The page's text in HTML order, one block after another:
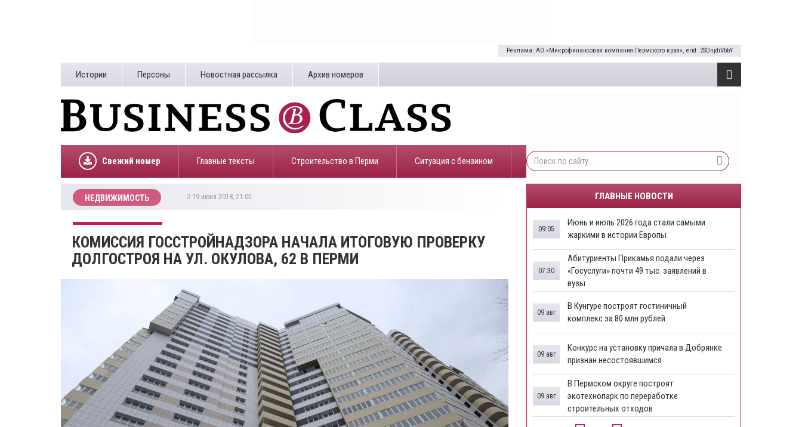
Реклама: АО «Микрофинансовая компания Пермского края», erid: 2SDnjdiVbbY
Истории Персоны Новостная рассылка Архив номеров
Свежий номер Главные тексты Строительство в Перми ​Ситуация с бензином
НЕДВИЖИМОСТЬ 19 июня 2018, 21:05
КОМИССИЯ ГОССТРОЙНАДЗОРА НАЧАЛА ИТОГОВУЮ ПРОВЕРКУ
ДОЛГОСТРОЯ НА УЛ. ОКУЛОВА, 62 В ПЕРМИ
ГЛАВНЫЕ НОВОСТИ
Июнь и июль 2026 года стали самыми
жаркими в истории Европы
09:05
Абитуриенты Прикамья подали через
«Госуслуги» почти 49 тыс. заявлений в
вузы
07:30
В Кунгуре построят гостиничный
комплекс за 80 млн рублей
09 авг
Конкурс на установку причала в Добрянке
признан несостоявшимся
09 авг
В Пермском округе построят
экотехнопарк по переработке
строительных отходов
09 авг